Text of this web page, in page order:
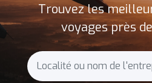
Trouvez les
voyages près